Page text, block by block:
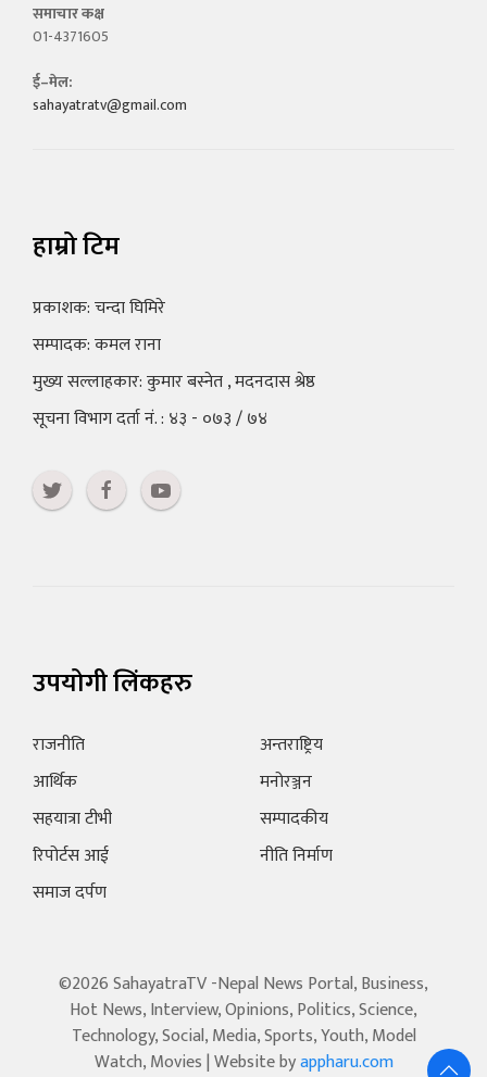
समाचार कक्ष
01-4371605
ई–मेल:
sahayatratv@gmail.com
हाम्रो टिम
प्रकाशक: चन्दा घिमिरे
सम्पादक: कमल राना
मुख्य सल्लाहकार: कुमार बस्नेत , मदनदास श्रेष्ठ
सूचना विभाग दर्ता नं. : ४३ - ०७३ / ७४
उपयोगी लिंकहरु
राजनीति
आर्थिक
सहयात्रा टीभी
रिपोर्टस आई
समाज दर्पण
अन्तराष्ट्रिय
मनोरञ्जन
सम्पादकीय
नीति निर्माण
©2026 SahayatraTV -Nepal News Portal, Business,
Hot News, Interview, Opinions, Politics, Science,
Technology, Social, Media, Sports, Youth, Model
Watch, Movies | Website byappharu.com